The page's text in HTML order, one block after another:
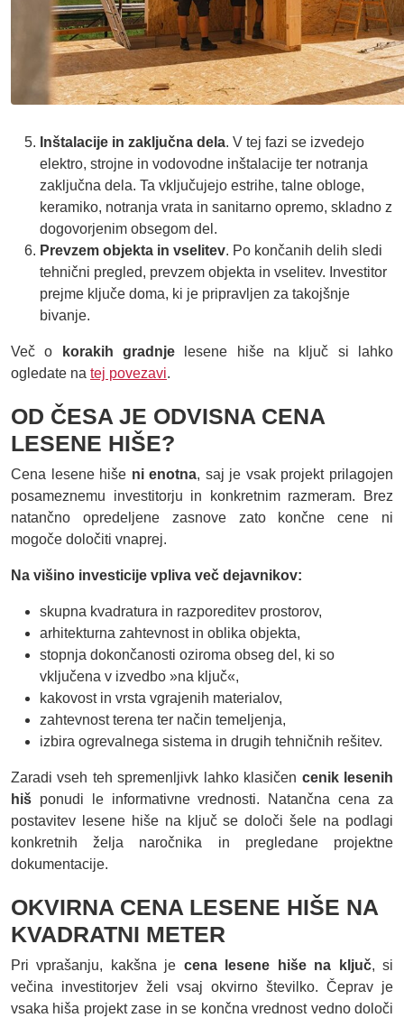
Inštalacije in zaključna dela. V tej fazi se izvedejo
elektro, strojne in vodovodne inštalacije ter notranja
zaključna dela. Ta vključujejo estrihe, talne obloge,
keramiko, notranja vrata in sanitarno opremo, skladno z
dogovorjenim obsegom del.
Prevzem objekta in vselitev. Po končanih delih sledi
tehnični pregled, prevzem objekta in vselitev. Investitor
prejme ključe doma, ki je pripravljen za takojšnje
bivanje.
Več o korakih gradnje lesene hiše na ključ si lahko
ogledate na tej povezavi.
OD ČESA JE ODVISNA CENA
LESENE HIŠE?
Cena lesene hiše ni enotna, saj je vsak projekt prilagojen
posameznemu investitorju in konkretnim razmeram. Brez
natančno opredeljene zasnove zato končne cene ni
mogoče določiti vnaprej.
Na višino investicije vpliva več dejavnikov:
skupna kvadratura in razporeditev prostorov,
arhitekturna zahtevnost in oblika objekta,
stopnja dokončanosti oziroma obseg del, ki so
vključena v izvedbo »na ključ«,
kakovost in vrsta vgrajenih materialov,
zahtevnost terena ter način temeljenja,
izbira ogrevalnega sistema in drugih tehničnih rešitev.
Zaradi vseh teh spremenljivk lahko klasičen cenik lesenih
hiš ponudi le informativne vrednosti. Natančna cena za
postavitev lesene hiše na ključ se določi šele na podlagi
konkretnih želja naročnika in pregledane projektne
dokumentacije.
OKVIRNA CENA LESENE HIŠE NA
KVADRATNI METER
Pri vprašanju, kakšna je cena lesene hiše na ključ, si
večina investitorjev želi vsaj okvirno številko. Čeprav je
vsaka hiša projekt zase in se končna vrednost vedno določi